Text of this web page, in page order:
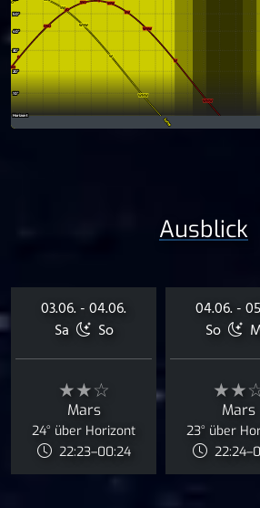
Ausblick
03.06. - 04.06.
Sa
So
★★☆
Mars
24° über Horizont
22:23–00:24
04.06. -
So
Mars
23° über